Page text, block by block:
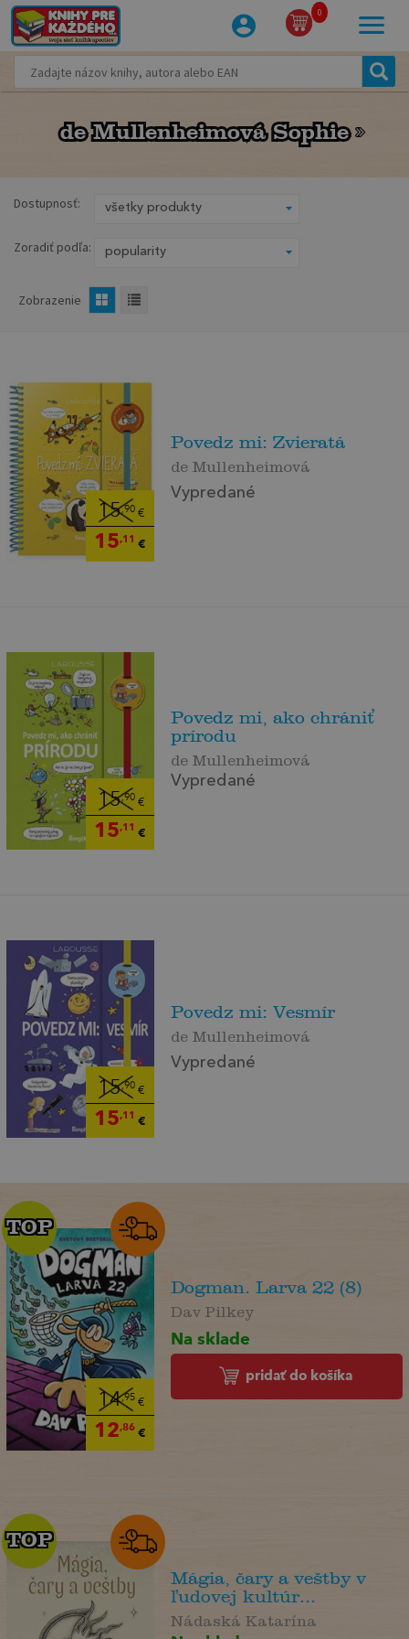
0
de Mullenheimová Sophie
de Mullenheimová Sophie
Dostupnosť:
Zoradiť podľa:
Zobrazenie
15,90€
15,11 €
Povedz mi: Zvieratá
de Mullenheimová
Vypredané
15,90€
15,11 €
Povedz mi, ako chrániť
prírodu
de Mullenheimová
Vypredané
15,90€
15,11 €
Povedz mi: Vesmír
de Mullenheimová
Vypredané
14,95€
12,86€
TOP
TOP
Dogman. Larva 22 (8)
Dav Pilkey
Na sklade
pridať do košíka
TOP
TOP
Mágia, čary a veštby v
ľudovej kultúr...
Nádaská Katarína